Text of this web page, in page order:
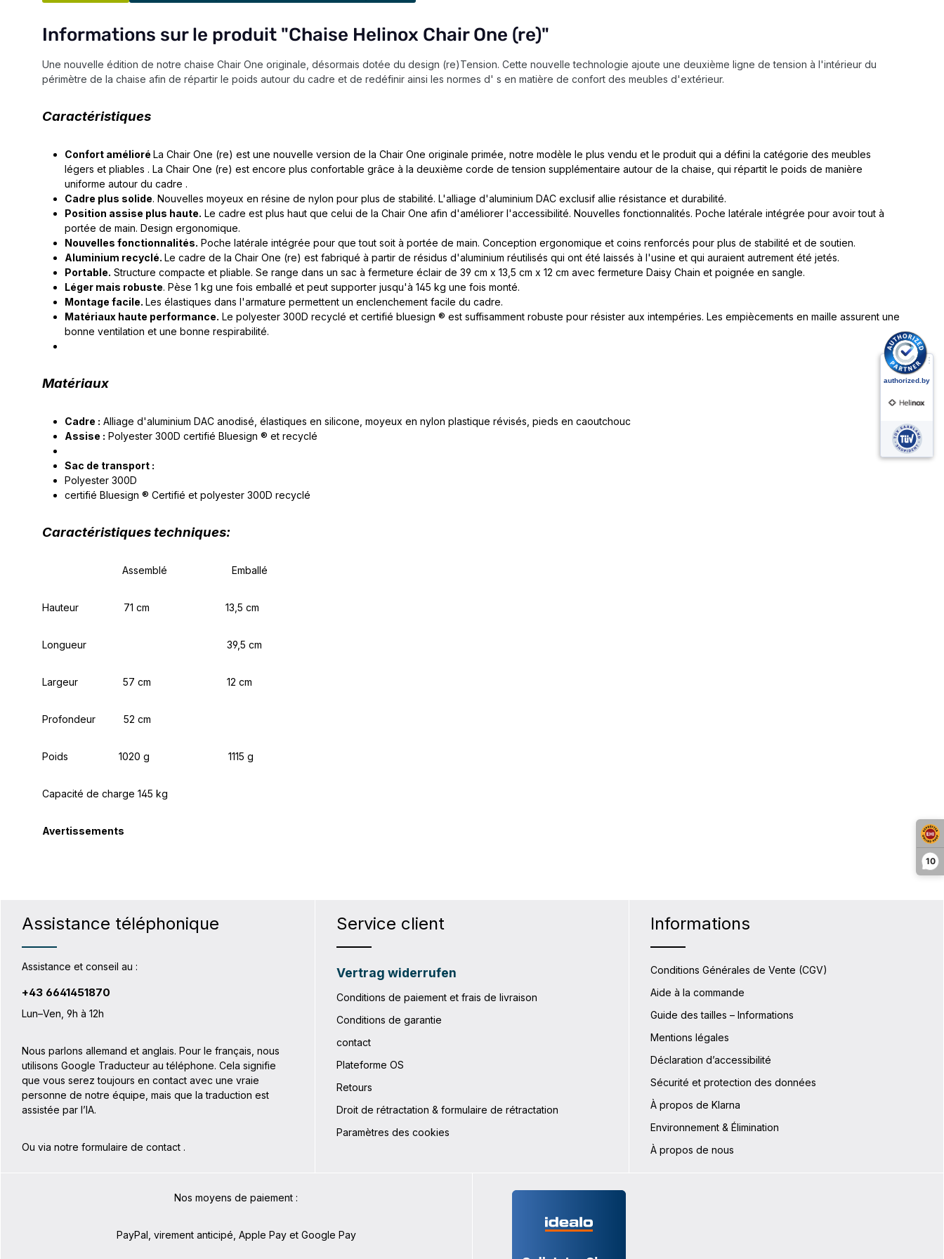
10
Informations sur le produit "Chaise Helinox Chair One (re)"
Une nouvelle édition de notre chaise Chair One originale, désormais dotée du design (re)Tension. Cette nouvelle technologie ajoute une deuxième ligne de tension à l'intérieur du
périmètre de la chaise afin de répartir le poids autour du cadre et de redéfinir ainsi les normes d' s en matière de confort des meubles d'extérieur.
Caractéristiques
Confort amélioré La Chair One (re) est une nouvelle version de la Chair One originale primée, notre modèle le plus vendu et le produit qui a défini la catégorie des meubles
légers et pliables . La Chair One (re) est encore plus confortable grâce à la deuxième corde de tension supplémentaire autour de la chaise, qui répartit le poids de manière
uniforme autour du cadre .
Cadre plus solide. Nouvelles moyeux en résine de nylon pour plus de stabilité. L'alliage d'aluminium DAC exclusif allie résistance et durabilité.
Position assise plus haute. Le cadre est plus haut que celui de la Chair One afin d'améliorer l'accessibilité. Nouvelles fonctionnalités. Poche latérale intégrée pour avoir tout à
portée de main. Design ergonomique.
Nouvelles fonctionnalités. Poche latérale intégrée pour que tout soit à portée de main. Conception ergonomique et coins renforcés pour plus de stabilité et de soutien.
Aluminium recyclé. Le cadre de la Chair One (re) est fabriqué à partir de résidus d'aluminium réutilisés qui ont été laissés à l'usine et qui auraient autrement été jetés.
Portable. Structure compacte et pliable. Se range dans un sac à fermeture éclair de 39 cm x 13,5 cm x 12 cm avec fermeture Daisy Chain et poignée en sangle.
Léger mais robuste. Pèse 1 kg une fois emballé et peut supporter jusqu'à 145 kg une fois monté.
Montage facile. Les élastiques dans l'armature permettent un enclenchement facile du cadre.
Matériaux haute performance. Le polyester 300D recyclé et certifié bluesign ® est suffisamment robuste pour résister aux intempéries. Les empiècements en maille assurent une
bonne ventilation et une bonne respirabilité.
Matériaux
Cadre : Alliage d'aluminium DAC anodisé, élastiques en silicone, moyeux en nylon plastique révisés, pieds en caoutchouc
Assise : Polyester 300D certifié Bluesign ® et recyclé
Sac de transport :
Polyester 300D
certifié Bluesign ® Certifié et polyester 300D recyclé
Caractéristiques techniques:
Assemblé Emballé
Hauteur 71 cm 13,5 cm
Longueur 39,5 cm
Largeur 57 cm 12 cm
Profondeur 52 cm
Poids 1020 g 1115 g
Capacité de charge 145 kg
Avertissements
Assistance téléphonique
Assistance et conseil au :
+43 6641451870
Lun–Ven, 9h à 12h
Nous parlons allemand et anglais. Pour le français, nous
utilisons Google Traducteur au téléphone. Cela signifie
que vous serez toujours en contact avec une vraie
personne de notre équipe, mais que la traduction est
assistée par l’IA.
Ou via notre formulaire de contact .
Service client
Vertrag widerrufen
Conditions de paiement et frais de livraison
Conditions de garantie
contact
Plateforme OS
Retours
Droit de rétractation & formulaire de rétractation
Paramètres des cookies
Informations
Conditions Générales de Vente (CGV)
Aide à la commande
Guide des tailles – Informations
Mentions légales
Déclaration d’accessibilité
Sécurité et protection des données
À propos de Klarna
Environnement & Élimination
À propos de nous
Nos moyens de paiement :
PayPal, virement anticipé, Apple Pay et Google Pay